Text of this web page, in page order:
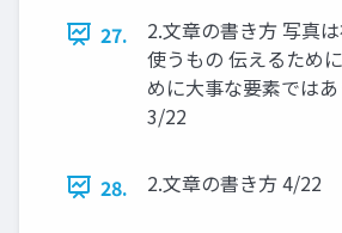
27.
2.文章の書き方 写真
使うもの 伝えるため
めに大事な要素では
3/22
28. 2.文章の書き方 4/22